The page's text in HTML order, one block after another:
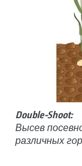
Double-Shoot:
Высев
различных